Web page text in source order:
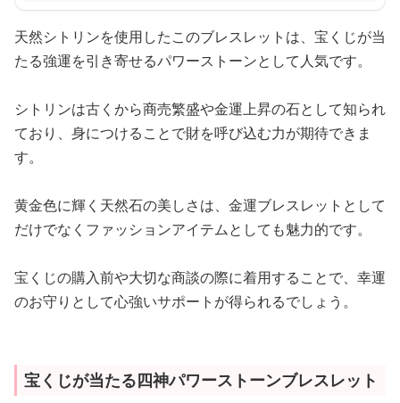
天然シトリンを使用したこのブレスレットは、宝くじが当
たる強運を引き寄せるパワーストーンとして人気です。
シトリンは古くから商売繁盛や金運上昇の石として知られ
ており、身につけることで財を呼び込む力が期待できま
す。
黄金色に輝く天然石の美しさは、金運ブレスレットとして
だけでなくファッションアイテムとしても魅力的です。
宝くじの購入前や大切な商談の際に着用することで、幸運
のお守りとして心強いサポートが得られるでしょう。
宝くじが当たる四神パワーストーンブレスレット